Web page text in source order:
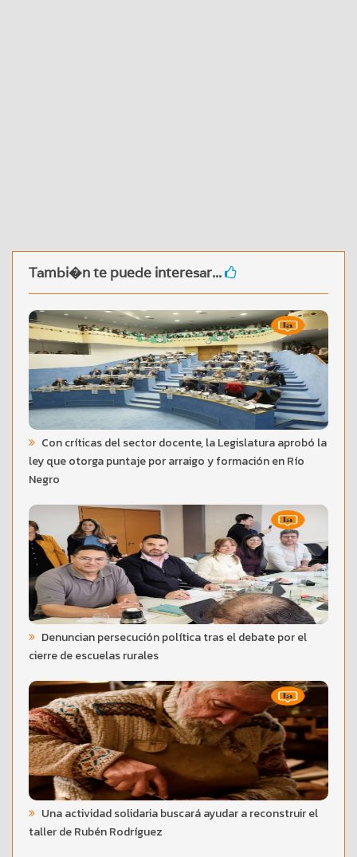
Tambi�n te puede interesar...
Con críticas del sector docente, la Legislatura aprobó la
ley que otorga puntaje por arraigo y formación en Río
Negro
Denuncian persecución política tras el debate por el
cierre de escuelas rurales
Una actividad solidaria buscará ayudar a reconstruir el
taller de Rubén Rodríguez